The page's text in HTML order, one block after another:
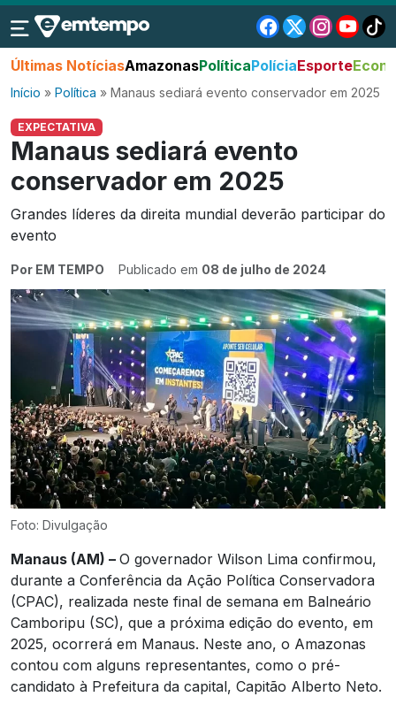
Últimas NotíciasAmazonasPolíticaPolíciaEsporte
Início » Política » Manaus sediará evento conservador em 2025
EXPECTATIVA
Manaus sediará evento
conservador em 2025
Grandes líderes da direita mundial deverão participar do
evento
Por EM TEMPO Publicado em 08 de julho de 2024
Foto: Divulgação
Manaus (AM) – O governador Wilson Lima confirmou,
durante a Conferência da Ação Política Conservadora
(CPAC), realizada neste final de semana em Balneário
Camboripu (SC), que a próxima edição do evento, em
2025, ocorrerá em Manaus. Neste ano, o Amazonas
contou com alguns representantes, como o pré-
candidato à Prefeitura da capital, Capitão Alberto Neto.